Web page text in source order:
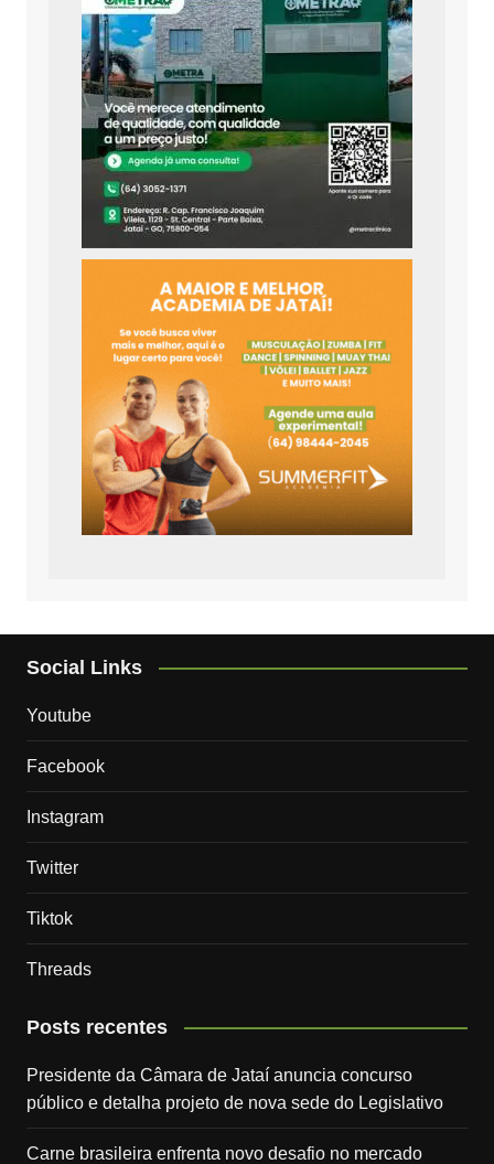
Social Links
Youtube
Facebook
Instagram
Twitter
Tiktok
Threads
Posts recentes
Presidente da Câmara de Jataí anuncia concurso
público e detalha projeto de nova sede do Legislativo
Carne brasileira enfrenta novo desafio no mercado